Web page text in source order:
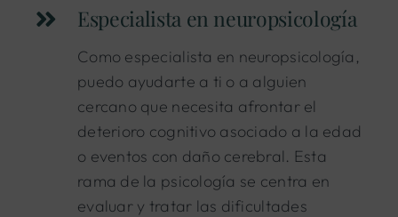
Especialista en neuropsicología
Como especialista en neuropsicología,
puedo ayudarte a ti o a alguien
cercano que necesita afrontar el
deterioro cognitivo asociado a la edad
o eventos con daño cerebral. Esta
rama de la psicología se centra en
evaluar y tratar las dificultades